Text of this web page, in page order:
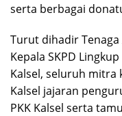
serta berbagai
Turut dihadir
Kepala SKPD
Kalsel, seluruh mitra
Kalsel jajaran
PKK Kalsel serta